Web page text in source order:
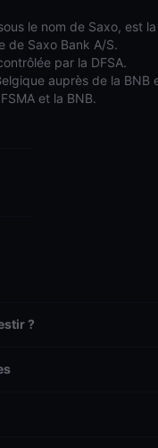
le nom de Saxo, est la
de Saxo Bank A/S.
par la DFSA.
auprès de la BNB
et la BNB.
?